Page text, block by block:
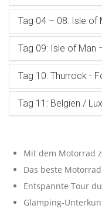
Tag 04 – 08: Isle of
Tag 09: Isle of Man
Tag 10: Thurrock -
Tag 11: Belgien /
Mit dem Motorrad
Das beste
Entspannte Tour
Glamping-